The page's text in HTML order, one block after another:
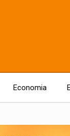
Economia